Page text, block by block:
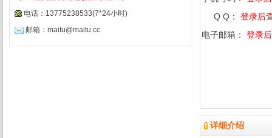
电话：13775238533(7*24小时)
邮箱：maitu@maitu.cc
Q Q： 登录后
电子邮箱： 登录
详细介绍